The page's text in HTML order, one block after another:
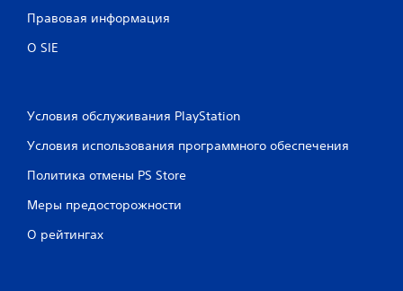
Правовая информация
О SIE
Условия обслуживания PlayStation
Условия использования программного обеспечения
Политика отмены PS Store
Меры предосторожности
О рейтингах